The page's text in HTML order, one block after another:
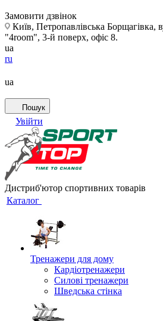
Замовити дзвінок
Київ, Петропавлівська
"4room", 3-й поверх, офіс 8.
ua
ru
ua
Пошук
Увійти
Дистриб'ютор спортивних товарів
Каталог
Тренажери для дому
Кардіотренажери
Силові тренажери
Шведська стінка